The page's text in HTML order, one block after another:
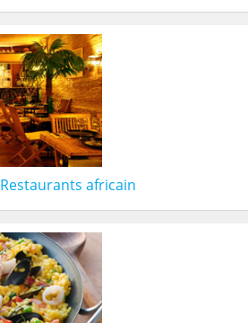
Restaurants africain